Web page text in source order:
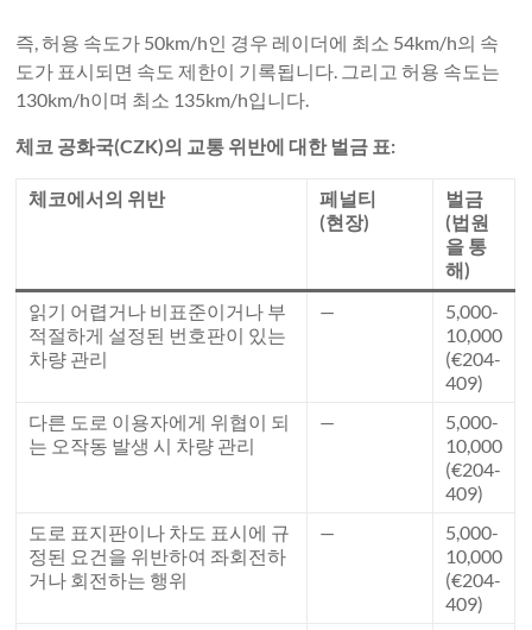
즉, 허용 속도가 50km/h인 경우 레이더에 최소 54km/h의 속
도가 표시되면 속도 제한이 기록됩니다. 그리고 허용 속도는
130km/h이며 최소 135km/h입니다.
체코 공화국(CZK)의 교통 위반에 대한 벌금 표:
체코에서의 위반
페널티
(현장)
벌금
(법원
을 통
해)
읽기 어렵거나 비표준이거나 부
적절하게 설정된 번호판이 있는
차량 관리
—
5,000-
10,000
(€204-
409)
다른 도로 이용자에게 위협이 되
는 오작동 발생 시 차량 관리
—
5,000-
10,000
(€204-
409)
도로 표지판이나 차도 표시에 규
정된 요건을 위반하여 좌회전하
거나 회전하는 행위
—
5,000-
10,000
(€204-
409)